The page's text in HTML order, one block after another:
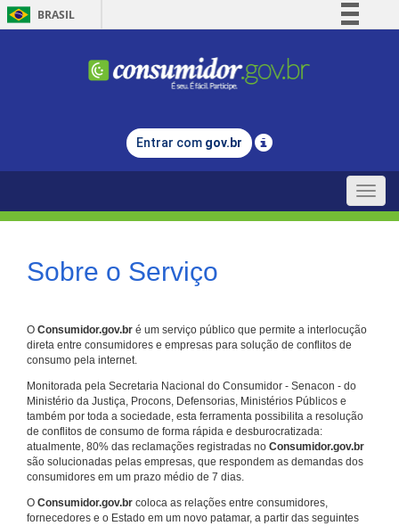
BRASIL
Comunica BR
Legislação
Entrar com gov.br
Toggle
Sobre o Serviço
O Consumidor.gov.br é um serviço público que permite a interlocução
direta entre consumidores e empresas para solução de conflitos de
consumo pela internet.
Monitorada pela Secretaria Nacional do Consumidor - Senacon - do
Ministério da Justiça, Procons, Defensorias, Ministérios Públicos e
também por toda a sociedade, esta ferramenta possibilita a resolução
de conflitos de consumo de forma rápida e desburocratizada:
atualmente, 80% das reclamações registradas no Consumidor.gov.br
são solucionadas pelas empresas, que respondem as demandas dos
consumidores em um prazo médio de 7 dias.
O Consumidor.gov.br coloca as relações entre consumidores,
fornecedores e o Estado em um novo patamar, a partir das seguintes